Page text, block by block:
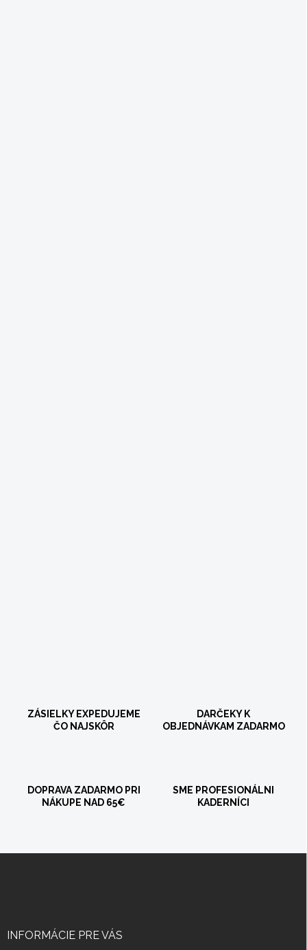
ZÁSIELKY EXPEDUJEME
ČO NAJSKÔR
DARČEKY K
OBJEDNÁVKAM ZADARMO
DOPRAVA ZADARMO PRI
NÁKUPE NAD 65€
SME PROFESIONÁLNI
KADERNÍCI
INFORMÁCIE PRE VÁS